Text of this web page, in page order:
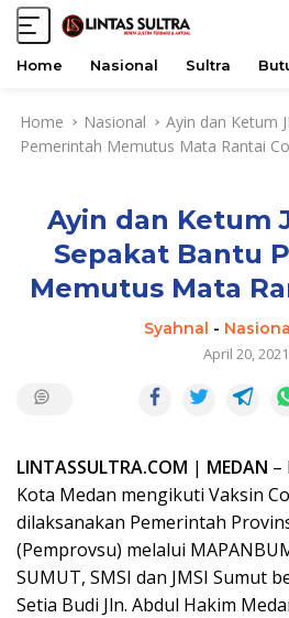
Home Nasional Sultra
Home Nasional
Ayin dan Ketum
Pemerintah Memutus Mata Rantai
Ayin dan Ketum
Sepakat Bantu
Memutus Mata
Syahnal -
April 20, 2021
LINTASSULTRA.COM | MEDAN –
Kota Medan mengikuti Vaksin
dilaksanakan Pemerintah
(Pemprovsu) melalui
SUMUT, SMSI dan JMSI Sumut
Setia Budi Jln. Abdul Hakim